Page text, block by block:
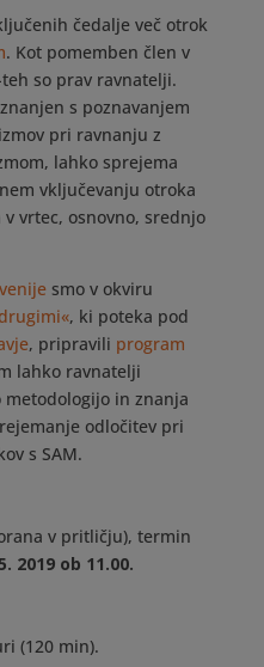
čedalje več otrok
. Kot pomemben člen v
so prav ravnatelji.
s poznavanjem
pri ravnanju z
lahko sprejema
vključevanju otroka
vrtec, osnovno, srednjo
smo v okviru
, ki poteka pod
, pripravili program
lahko ravnatelji
in znanja
odločitev pri
s SAM.
v pritličju), termin
2019 ob 11.00.
(120 min).